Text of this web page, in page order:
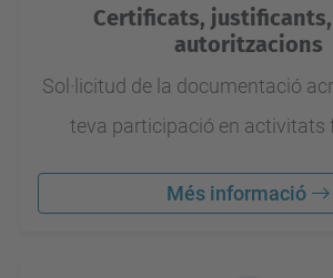
Certificats,
autoritzacions
Sol·licitud de la documentació
teva participació en activitats
Més informació